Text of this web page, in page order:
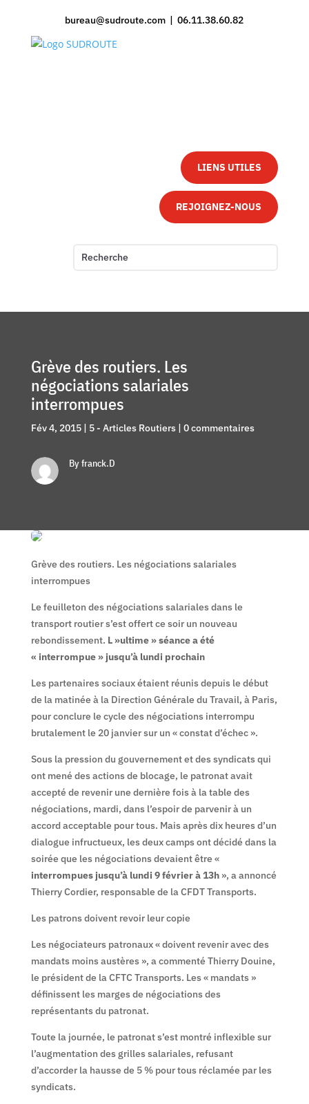
bureau@sudroute.com | 06.11.38.60.82
LIENS UTILES
REJOIGNEZ-NOUS
Grève des routiers. Les
négociations salariales
interrompues
Fév 4, 2015| 5 - Articles Routiers| 0 commentaires
By franck.D
Grève des routiers. Les négociations salariales
interrompues
Le feuilleton des négociations salariales dans le
transport routier s’est offert ce soir un nouveau
rebondissement. L »ultime » séance a été
« interrompue » jusqu’à lundi prochain
Les partenaires sociaux étaient réunis depuis le début
de la matinée à la Direction Générale du Travail, à Paris,
pour conclure le cycle des négociations interrompu
brutalement le 20 janvier sur un « constat d’échec ».
Sous la pression du gouvernement et des syndicats qui
ont mené des actions de blocage, le patronat avait
accepté de revenir une dernière fois à la table des
négociations, mardi, dans l’espoir de parvenir à un
accord acceptable pour tous. Mais après dix heures d’un
dialogue infructueux, les deux camps ont décidé dans la
soirée que les négociations devaient être «
interrompues jusqu’à lundi 9 février à 13h», a annoncé
Thierry Cordier, responsable de la CFDT Transports.
Les patrons doivent revoir leur copie
Les négociateurs patronaux « doivent revenir avec des
mandats moins austères », a commenté Thierry Douine,
le président de la CFTC Transports. Les « mandats »
définissent les marges de négociations des
représentants du patronat.
Toute la journée, le patronat s’est montré inflexible sur
l’augmentation des grilles salariales, refusant
d’accorder la hausse de 5 % pour tous réclamée par les
syndicats.